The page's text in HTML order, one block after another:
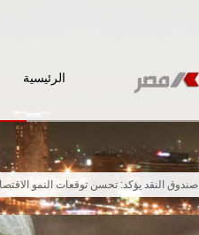
الرئيسية
صندوق النقد يؤكد: تحسن توقعات النمو